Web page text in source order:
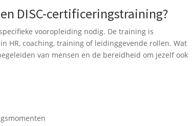
DISC-certificeringstraining?
vooropleiding nodig. De training is
HR, coaching, training of leidinggevende rollen. Wat
van mensen en de bereidheid om jezelf ook